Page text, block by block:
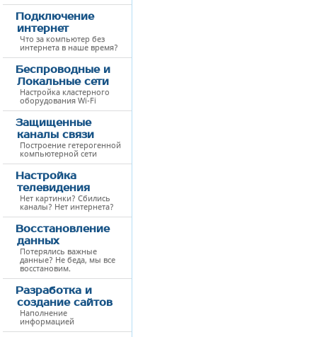
Подключение
интернет
Что за компьютер без
интернета в наше время?
Беспроводные и
Локальные сети
Настройка кластерного
оборудования Wi-Fi
Защищенные
каналы связи
Построение гетерогенной
компьютерной сети
Настройка
телевидения
Нет картинки? Сбились
каналы? Нет интернета?
Восстановление
данных
Потерялись важные
данные? Не беда, мы все
восстановим.
Разработка и
создание сайтов
Наполнение
информацией